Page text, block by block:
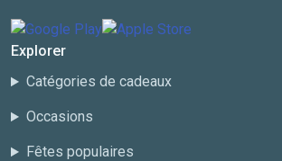
Explorer
Catégories de cadeaux
Occasions
Fêtes populaires